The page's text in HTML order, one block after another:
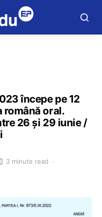
începe pe 12
română oral.
26 și 29 iunie /
3 minute read